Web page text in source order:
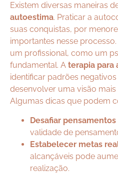
Existem diversas maneiras
autoestima. Praticar a
suas conquistas, por
importantes nesse
um profissional, como um
fundamental. A terapia para
identificar padrões
desenvolver uma visão
Algumas dicas que podem
Desafiar
validade de
Estabelecer metas
alcançáveis pode
realização.